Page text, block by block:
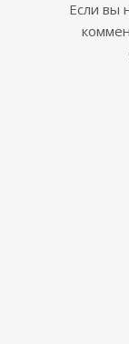
Если вы